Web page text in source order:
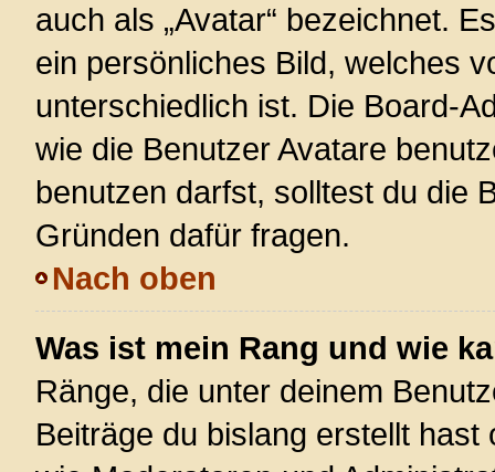
auch als „Avatar“ bezeichnet.
ein persönliches Bild, welches
unterschiedlich ist. Die Board-
wie die Benutzer Avatare
benutzen darfst, solltest du die
Gründen dafür fragen.
Nach oben
Was ist mein Rang und wie
Ränge, die unter deinem
Beiträge du bislang erstellt